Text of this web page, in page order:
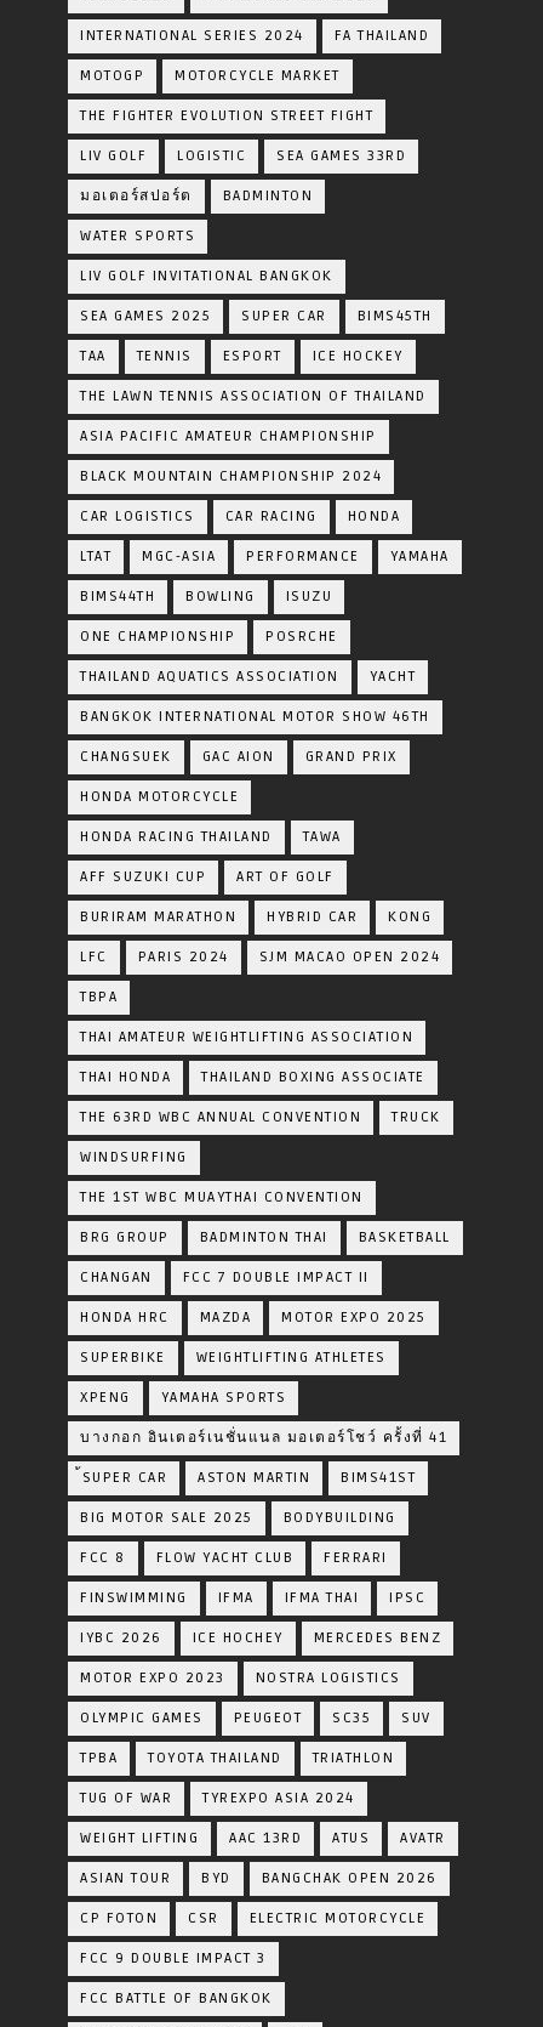
INTERNATIONAL SERIES 2024 FA THAILAND
MOTOGP MOTORCYCLE MARKET
THE FIGHTER EVOLUTION STREET FIGHT
LIV GOLF LOGISTIC SEA GAMES 33RD
มอเตอร์สปอร์ต BADMINTON
WATER SPORTS
LIV GOLF INVITATIONAL BANGKOK
SEA GAMES 2025 SUPER CAR BIMS45TH
TAA TENNIS ESPORT ICE HOCKEY
THE LAWN TENNIS ASSOCIATION OF THAILAND
ASIA PACIFIC AMATEUR CHAMPIONSHIP
BLACK MOUNTAIN CHAMPIONSHIP 2024
CAR LOGISTICS CAR RACING HONDA
LTAT MGC-ASIA PERFORMANCE YAMAHA
BIMS44TH BOWLING ISUZU
ONE CHAMPIONSHIP POSRCHE
THAILAND AQUATICS ASSOCIATION YACHT
BANGKOK INTERNATIONAL MOTOR SHOW 46TH
CHANGSUEK GAC AION GRAND PRIX
HONDA MOTORCYCLE
HONDA RACING THAILAND TAWA
AFF SUZUKI CUP ART OF GOLF
BURIRAM MARATHON HYBRID CAR KONG
LFC PARIS 2024 SJM MACAO OPEN 2024
TBPA
THAI AMATEUR WEIGHTLIFTING ASSOCIATION
THAI HONDA THAILAND BOXING ASSOCIATE
THE 63RD WBC ANNUAL CONVENTION TRUCK
WINDSURFING
THE 1ST WBC MUAYTHAI CONVENTION
BRG GROUP BADMINTON THAI BASKETBALL
CHANGAN FCC 7 DOUBLE IMPACT II
HONDA HRC MAZDA MOTOR EXPO 2025
SUPERBIKE WEIGHTLIFTING ATHLETES
XPENG YAMAHA SPORTS
บางกอก อินเตอร์เนชั่นแนล มอเตอร์โชว์ ครั้งที่ 41
้SUPER CAR ASTON MARTIN BIMS41ST
BIG MOTOR SALE 2025 BODYBUILDING
FCC 8 FLOW YACHT CLUB FERRARI
FINSWIMMING IFMA IFMA THAI IPSC
IYBC 2026 ICE HOCHEY MERCEDES BENZ
MOTOR EXPO 2023 NOSTRA LOGISTICS
OLYMPIC GAMES PEUGEOT SC35 SUV
TPBA TOYOTA​ THAILAND​ TRIATHLON
TUG OF WAR TYREXPO ASIA 2024
WEIGHT LIFTING AAC 13RD ATUS AVATR
ASIAN TOUR BYD BANGCHAK OPEN 2026
CP FOTON CSR ELECTRIC MOTORCYCLE
FCC 9 DOUBLE IMPACT 3
FCC BATTLE OF BANGKOK